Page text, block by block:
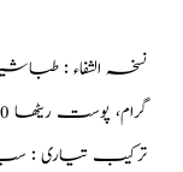
گرام، پوست ریٹھا 20 گرام، روغن صندل خالص 50 گرام
ترکیب تیاری : سب